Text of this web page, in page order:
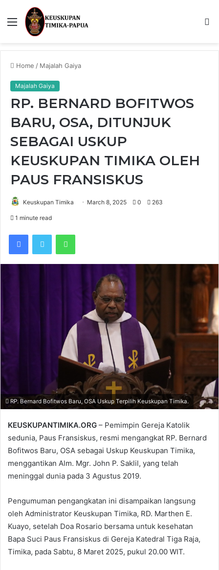
Menu
Home / Majalah Gaiya
Majalah Gaiya
RP. BERNARD BOFITWOS
BARU, OSA, DITUNJUK
SEBAGAI USKUP
KEUSKUPAN TIMIKA OLEH
PAUS FRANSISKUS
Keuskupan Timika March 8, 2025 0 263
1 minute read
RP. Bernard Bofitwos Baru, OSA Uskup Terpilih Keuskupan Timika.
KEUSKUPANTIMIKA.ORG – Pemimpin Gereja Katolik
sedunia, Paus Fransiskus, resmi mengangkat RP. Bernard
Bofitwos Baru, OSA sebagai Uskup Keuskupan Timika,
menggantikan Alm. Mgr. John P. Saklil, yang telah
meninggal dunia pada 3 Agustus 2019.
Pengumuman pengangkatan ini disampaikan langsung
oleh Administrator Keuskupan Timika, RD. Marthen E.
Kuayo, setelah Doa Rosario bersama untuk kesehatan
Bapa Suci Paus Fransiskus di Gereja Katedral Tiga Raja,
Timika, pada Sabtu, 8 Maret 2025, pukul 20.00 WIT.